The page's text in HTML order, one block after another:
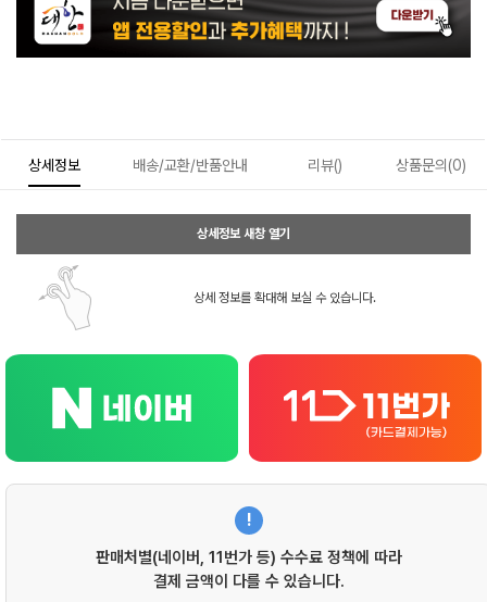
상세정보 배송/교환/반품안내 리뷰() 상품문의(0)
상세정보 새창 열기
상세 정보를 확대해 보실 수 있습니다.
!
판매처별(네이버, 11번가 등) 수수료 정책에 따라
결제 금액이 다를 수 있습니다.